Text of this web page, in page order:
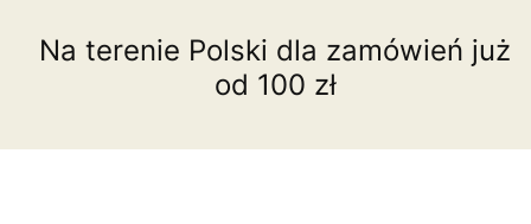
Na terenie Polski dla zamówień już
od 100 zł